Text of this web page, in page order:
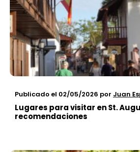
Publicado el 02/05/2026 por Juan
Lugares para visitar en St.
recomendaciones